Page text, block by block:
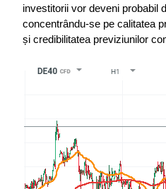
investitorii vor deveni probabil
concentrându-se pe calitatea
și credibilitatea previziunilor